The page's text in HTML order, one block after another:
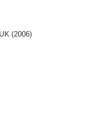
(2006)